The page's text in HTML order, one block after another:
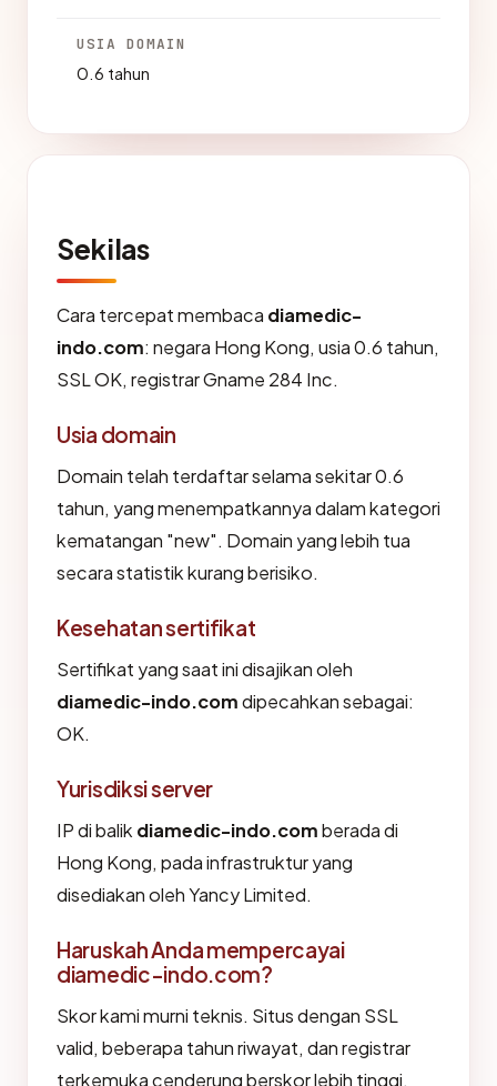
USIA DOMAIN
0.6 tahun
Sekilas
Cara tercepat membaca diamedic-
indo.com: negara Hong Kong, usia 0.6 tahun,
SSL OK, registrar Gname 284 Inc.
Usia domain
Domain telah terdaftar selama sekitar 0.6
tahun, yang menempatkannya dalam kategori
kematangan "new". Domain yang lebih tua
secara statistik kurang berisiko.
Kesehatan sertifikat
Sertifikat yang saat ini disajikan oleh
diamedic-indo.comdipecahkan sebagai:
OK.
Yurisdiksi server
IP di balik diamedic-indo.comberada di
Hong Kong, pada infrastruktur yang
disediakan oleh Yancy Limited.
Haruskah Anda mempercayai
diamedic-indo.com?
Skor kami murni teknis. Situs dengan SSL
valid, beberapa tahun riwayat, dan registrar
terkemuka cenderung berskor lebih tinggi.